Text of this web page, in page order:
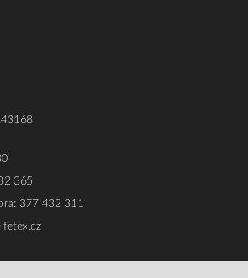
365
377 432 311